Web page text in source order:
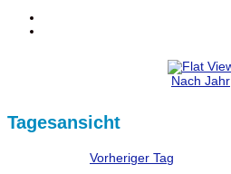
Nach Jahr
Tagesansicht
Vorheriger Tag